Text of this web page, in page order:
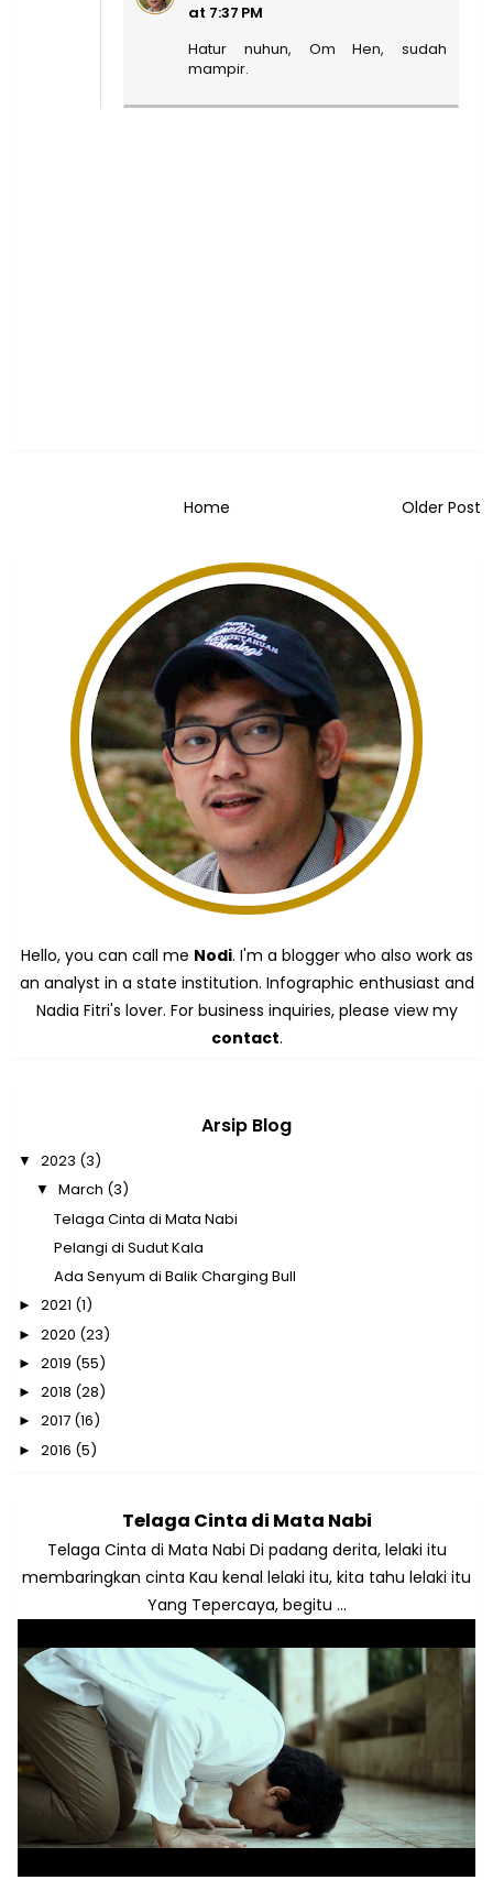
at 7:37 PM
Hatur nuhun, Om Hen, sudah
mampir.
Home Older Post
Hello, you can call me Nodi. I'm a blogger who also work as
an analyst in a state institution. Infographic enthusiast and
Nadia Fitri's lover. For business inquiries, please view my
contact.
Arsip Blog
▼2023 (3)
▼ March (3)
Telaga Cinta di Mata Nabi
Pelangi di Sudut Kala
Ada Senyum di Balik Charging Bull
►2021 (1)
►2020 (23)
►2019 (55)
►2018 (28)
►2017 (16)
►2016 (5)
Telaga Cinta di Mata Nabi
Telaga Cinta di Mata Nabi Di padang derita, lelaki itu
membaringkan cinta Kau kenal lelaki itu, kita tahu lelaki itu
Yang Tepercaya, begitu ...